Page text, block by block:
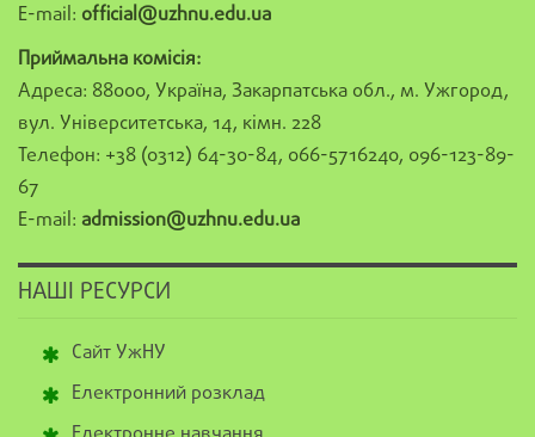
E-mail: official@uzhnu.edu.ua
Приймальна комісія:
Адреса: 88000, Україна, Закарпатська обл., м. Ужгород,
вул. Університетська, 14, кімн. 228
Телефон: +38 (0312) 64-30-84, 066-5716240, 096-123-89-
67
E-mail: admission@uzhnu.edu.ua
НАШІ РЕСУРСИ
Сайт УжНУ
Електронний розклад